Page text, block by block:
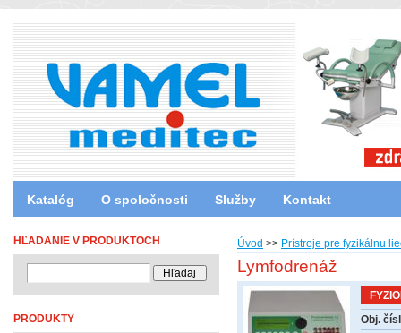
Katalóg O spoločnosti Služby Kontakt
Úvod >> Prístroje pre fyzikálnu
Lymfodrenáž
Obj.
HĽADANIE V PRODUKTOCH
PRODUKTY